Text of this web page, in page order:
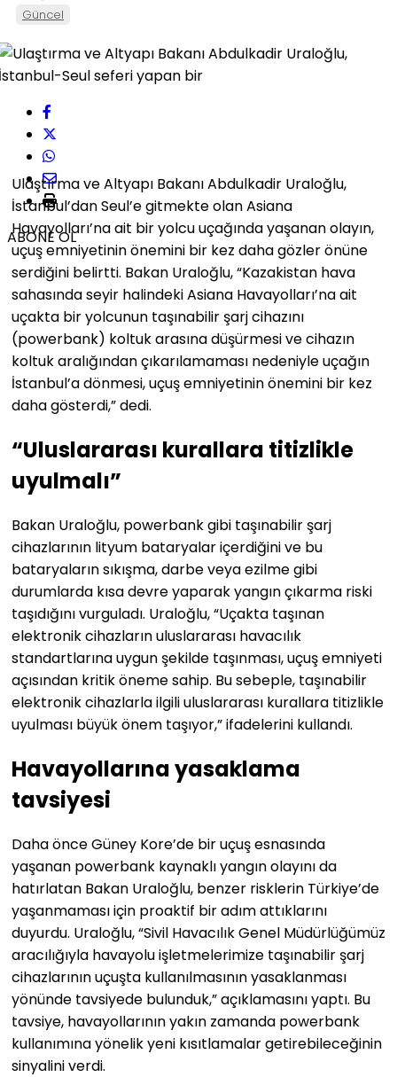
Güncel
ABONE OL
Ulaştırma ve Altyapı Bakanı Abdulkadir Uraloğlu,
İstanbul’dan Seul’e gitmekte olan Asiana
Havayolları’na ait bir yolcu uçağında yaşanan olayın,
uçuş emniyetinin önemini bir kez daha gözler önüne
serdiğini belirtti. Bakan Uraloğlu, “Kazakistan hava
sahasında seyir halindeki Asiana Havayolları’na ait
uçakta bir yolcunun taşınabilir şarj cihazını
(powerbank) koltuk arasına düşürmesi ve cihazın
koltuk aralığından çıkarılamaması nedeniyle uçağın
İstanbul’a dönmesi, uçuş emniyetinin önemini bir kez
daha gösterdi,” dedi.
“Uluslararası kurallara titizlikle
uyulmalı”
Bakan Uraloğlu, powerbank gibi taşınabilir şarj
cihazlarının lityum bataryalar içerdiğini ve bu
bataryaların sıkışma, darbe veya ezilme gibi
durumlarda kısa devre yaparak yangın çıkarma riski
taşıdığını vurguladı. Uraloğlu, “Uçakta taşınan
elektronik cihazların uluslararası havacılık
standartlarına uygun şekilde taşınması, uçuş emniyeti
açısından kritik öneme sahip. Bu sebeple, taşınabilir
elektronik cihazlarla ilgili uluslararası kurallara titizlikle
uyulması büyük önem taşıyor,” ifadelerini kullandı.
Havayollarına yasaklama
tavsiyesi
Daha önce Güney Kore’de bir uçuş esnasında
yaşanan powerbank kaynaklı yangın olayını da
hatırlatan Bakan Uraloğlu, benzer risklerin Türkiye’de
yaşanmaması için proaktif bir adım attıklarını
duyurdu. Uraloğlu, “Sivil Havacılık Genel Müdürlüğümüz
aracılığıyla havayolu işletmelerimize taşınabilir şarj
cihazlarının uçuşta kullanılmasının yasaklanması
yönünde tavsiyede bulunduk,” açıklamasını yaptı. Bu
tavsiye, havayollarının yakın zamanda powerbank
kullanımına yönelik yeni kısıtlamalar getirebileceğinin
sinyalini verdi.